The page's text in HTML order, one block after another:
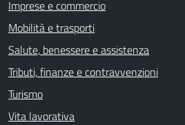
Imprese e commercio
Mobilità e trasporti
Salute, benessere e assistenza
Tributi, finanze e contravvenzioni
Turismo
Vita lavorativa